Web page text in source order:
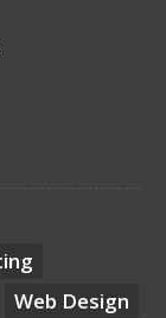
Web Design